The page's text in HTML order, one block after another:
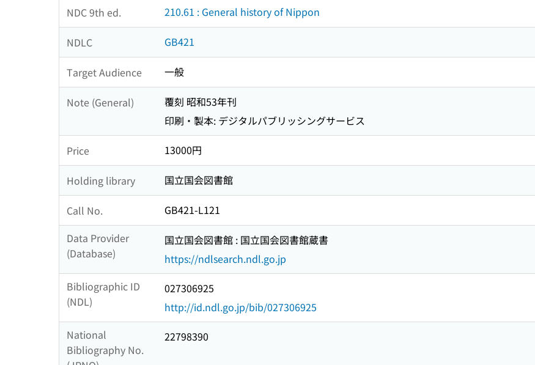
NDC 9th ed. 210.61 : General history of Nippon
NDLC GB421
Target Audience 一般
Note (General)
覆刻 昭和53年刊
印刷・製本: デジタルパブリッシングサービス
Price 13000円
Holding library 国立国会図書館
Call No.
GB421-L121
Data Provider
(Database)
国立国会図書館 : 国立国会図書館蔵書
https://ndlsearch.ndl.go.jp
Bibliographic ID
(NDL)
027306925
http://id.ndl.go.jp/bib/027306925
National
Bibliography No.
22798390